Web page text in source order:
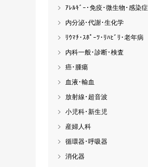
ｱﾚﾙｷﾞｰ･免疫･微生物･感染症
内分泌･代謝･生化学
ﾘｳﾏﾁ･ｽﾎﾟｰﾂ･ﾘﾊﾋﾞﾘ･老年病
内科一般･診断･検査
癌･腫瘍
血液･輸血
放射線･超音波
小児科･新生児
産婦人科
循環器･呼吸器
消化器